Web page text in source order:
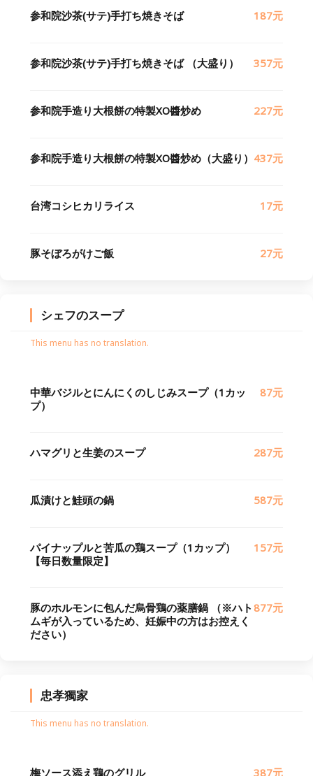
参和院沙茶(サテ)手打ち焼きそば 187元
参和院沙茶(サテ)手打ち焼きそば （大盛り） 357元
参和院手造り大根餅の特製XO醬炒め 227元
参和院手造り大根餅の特製XO醬炒め（大盛り） 437元
台湾コシヒカリライス 17元
豚そぼろがけご飯 27元
シェフのスープ
This menu has no translation.
中華バジルとにんにくのしじみスープ（1カッ
プ）
87元
ハマグリと生姜のスープ 287元
瓜漬けと鮭頭の鍋 587元
パイナップルと苦瓜の鶏スープ（1カップ）
【毎日数量限定】
157元
豚のホルモンに包んだ烏骨鶏の薬膳鍋 （※ハト
ムギが入っているため、妊娠中の方はお控えく
ださい）
877元
忠孝獨家
This menu has no translation.
梅ソース添え鶏のグリル 387元